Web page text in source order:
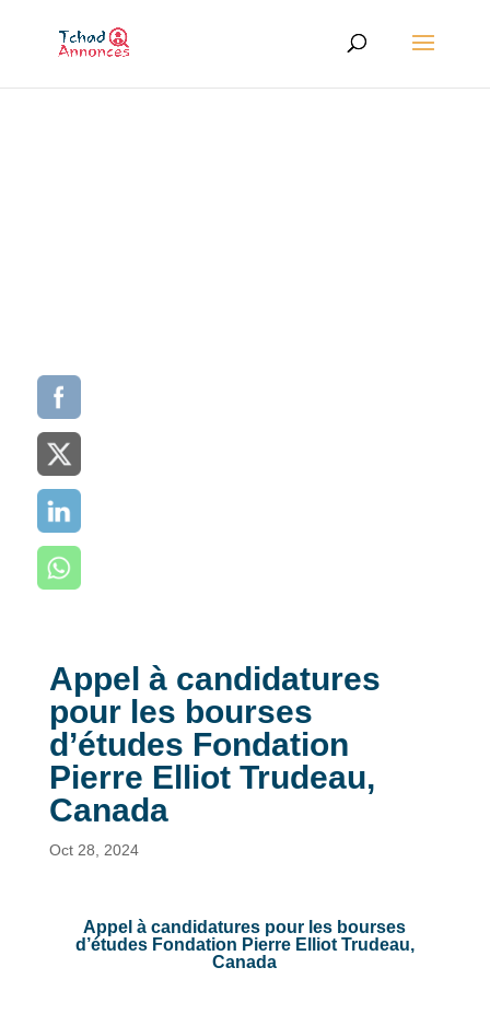
Appel à candidatures
pour les bourses
d’études Fondation
Pierre Elliot Trudeau,
Canada
Oct 28, 2024
Appel à candidatures pour les bourses
d’études Fondation Pierre Elliot Trudeau,
Canada